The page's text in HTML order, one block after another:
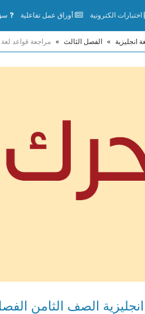
اختبارات الكترونية أوراق عمل تفاعلية
انجليزية » الفصل الثالث » مراجعة قواعد
الصف الثامن